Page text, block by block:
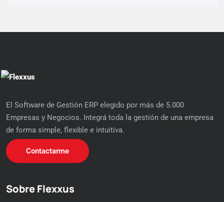
El Software de Gestión ERP elegido por más de 5.000
Empresas y Negocios. Integrá toda la gestión de una empresa
de forma simple, flexible e intuitiva.
Contactarme
Sobre Flexxus